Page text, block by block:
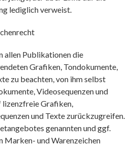
lediglich verweist.
allen Publikationen die
Grafiken, Tondokumente,
zu beachten, von ihm selbst
Videosequenzen und
lizenzfreie Grafiken,
und Texte zurückzugreifen.
genannten und ggf.
Marken- und Warenzeichen